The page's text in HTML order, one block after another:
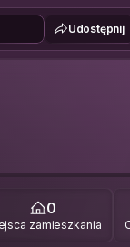
Udostępnij
0
zamieszkania